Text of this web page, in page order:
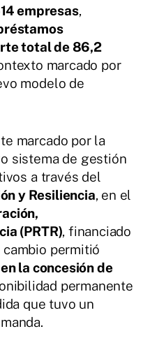
empresas,
total de 86,2
marcado por
modelo de
marcado por la
sistema de gestión
a través del
y Resiliencia, en el
(PRTR), financiado
permitió
la concesión de
permanente
que tuvo un